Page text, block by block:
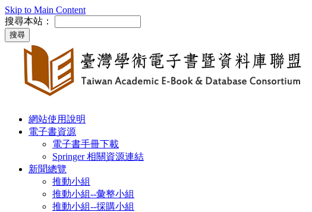
Skip to Main Content
搜尋本站：
網站使用說明
電子書資源
電子書手冊下載
Springer 相關資源連結
新聞總覽
推動小組
推動小組--彙整小組
推動小組--採購小組